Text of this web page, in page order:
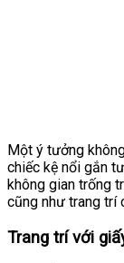
Một ý tưởng
chiếc kệ nổi gắn
không gian trống
cũng như trang trí
Trang trí với